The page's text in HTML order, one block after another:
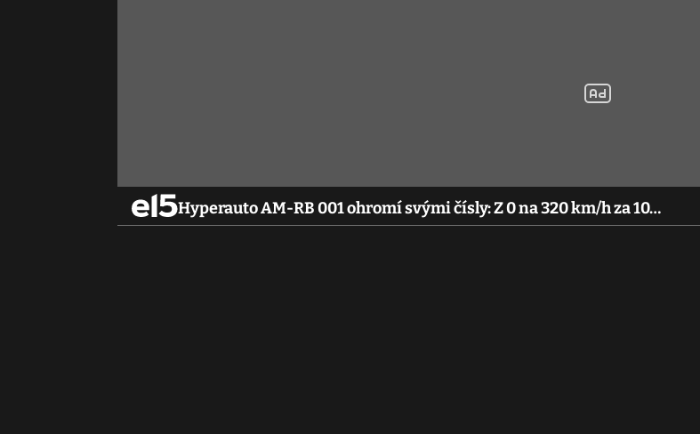
Hyperauto AM-RB 001 ohromí svými čísly: Z 0 na 320 km/h za 10…